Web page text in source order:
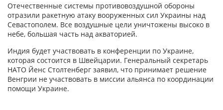
Отечественные системы противовоздушной обороны
отразили ракетную атаку вооруженных сил Украины над
Севастополем. Все воздушные цели уничтожены высоко в
небе, большая часть над акваторией.
Индия будет участвовать в конференции по Украине,
которая состоится в Швейцарии. Генеральный секретарь
НАТО Йенс Столтенберг заявил, что принимает решение
Венгрии не участвовать в миссии альянса по координации
помощи Украине.